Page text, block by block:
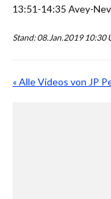
13:51-14:35 Avey-
Stand: 08.Jan.2019 10:30
« Alle Videos von JP